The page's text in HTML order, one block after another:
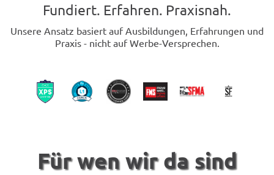
Fundiert. Erfahren. Praxisnah.
Unsere Ansatz basiert auf Ausbildungen, Erfahrungen und
Praxis - nicht auf Werbe-Versprechen.
Für wen wir da sind